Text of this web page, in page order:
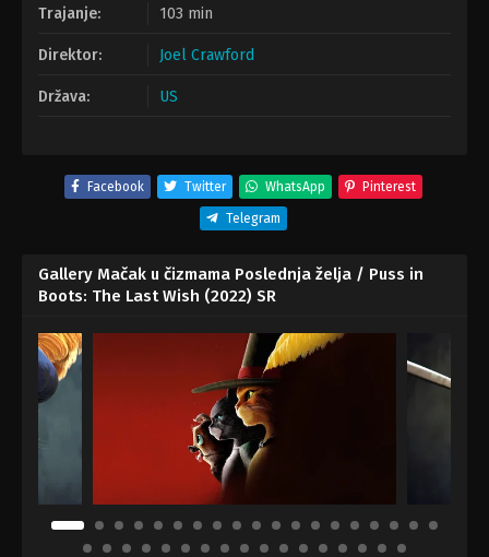
Trajanje: 103 min
Direktor: Joel Crawford
Država: US
Facebook Twitter WhatsApp Pinterest
Telegram
Gallery Mačak u čizmama Poslednja želja / Puss in
Boots: The Last Wish (2022) SR